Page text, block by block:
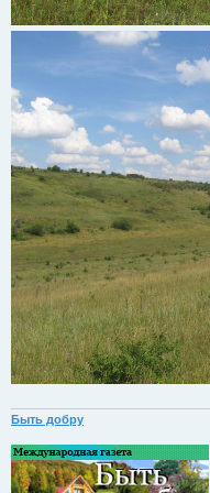
Быть добру